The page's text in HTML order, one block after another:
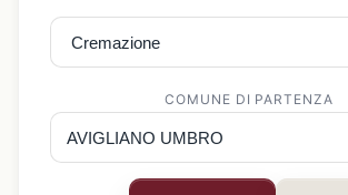
COMUNE DI PARTENZA